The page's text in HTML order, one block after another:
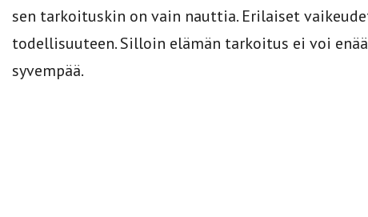
sen tarkoituskin on vain nauttia. Erilaiset
todellisuuteen. Silloin elämän tarkoitus ei voi
syvempää.